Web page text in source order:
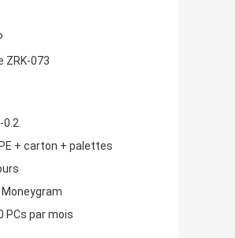
ZRK-073
0.2
+ carton + palettes
Moneygram
PCs par mois